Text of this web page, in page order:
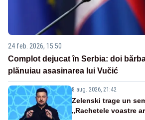
24 feb. 2026, 15:50
Complot dejucat în Serbia: doi
plănuiau asasinarea lui Vučić
8 aug. 2026, 21:42
Zelenski trage un
„Rachetele voastre